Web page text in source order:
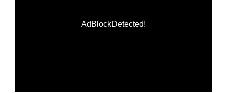
AdBlockDetected!